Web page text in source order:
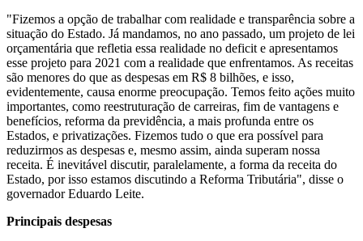
"Fizemos a opção de trabalhar com realidade e transparência sobre a
situação do Estado. Já mandamos, no ano passado, um projeto de lei
orçamentária que refletia essa realidade no deficit e apresentamos
esse projeto para 2021 com a realidade que enfrentamos. As receitas
são menores do que as despesas em R$ 8 bilhões, e isso,
evidentemente, causa enorme preocupação. Temos feito ações muito
importantes, como reestruturação de carreiras, fim de vantagens e
benefícios, reforma da previdência, a mais profunda entre os
Estados, e privatizações. Fizemos tudo o que era possível para
reduzirmos as despesas e, mesmo assim, ainda superam nossa
receita. É inevitável discutir, paralelamente, a forma da receita do
Estado, por isso estamos discutindo a Reforma Tributária", disse o
governador Eduardo Leite.
Principais despesas